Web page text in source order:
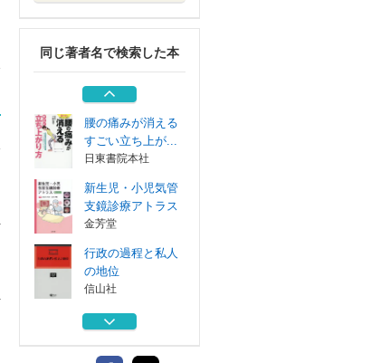
同じ著者名で検索した本
明治図書出版
映画をつくる
大月書店
腰の痛みが消える
すごい立ち上が...
日東書院本社
新生児・小児気管
支鏡診療アトラス
金芳堂
行政の過程と私人
の地位
信山社
マンガでわかる教
明治図書出版